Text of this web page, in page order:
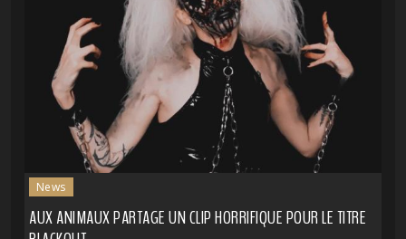
News
AUX ANIMAUX PARTAGE UN CLIP HORRIFIQUE POUR LE TITRE